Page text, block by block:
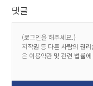
댓글